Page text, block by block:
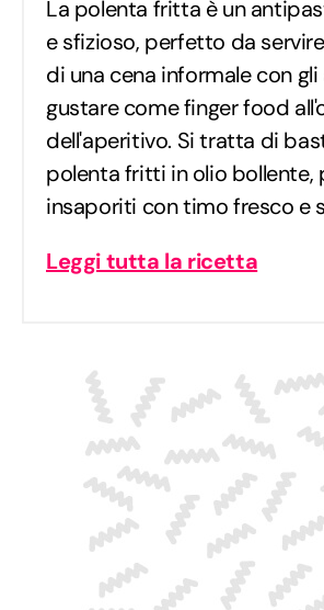
La polenta fritta è un
e sfizioso, perfetto da
di una cena informale con
gustare come finger food
dell'aperitivo. Si tratta di
polenta fritti in olio bollente,
insaporiti con timo fresco e
Leggi tutta la ricetta